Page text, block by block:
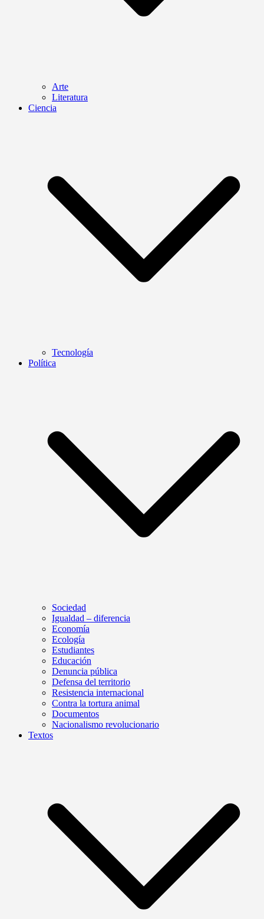
Arte
Literatura
Ciencia
Tecnología
Política
Sociedad
Igualdad – diferencia
Economía
Ecología
Estudiantes
Educación
Denuncia pública
Defensa del territorio
Resistencia internacional
Contra la tortura animal
Documentos
Nacionalismo revolucionario
Textos